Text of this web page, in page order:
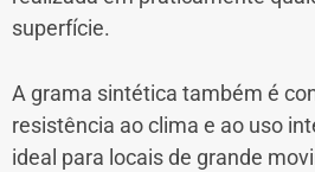
superfície.
A grama sintética também é
resistência ao clima e ao uso
ideal para locais de grande